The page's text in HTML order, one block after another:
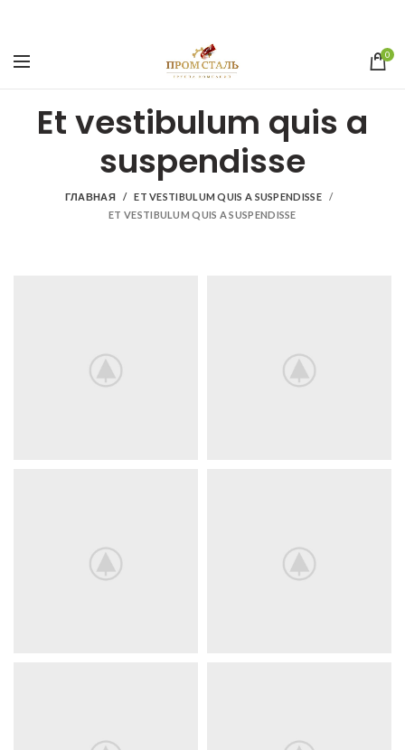
0
Et vestibulum quis a
suspendisse
ГЛАВНАЯ
ET VESTIBULUM QUIS A SUSPENDISSE
ET VESTIBULUM QUIS A SUSPENDISSE